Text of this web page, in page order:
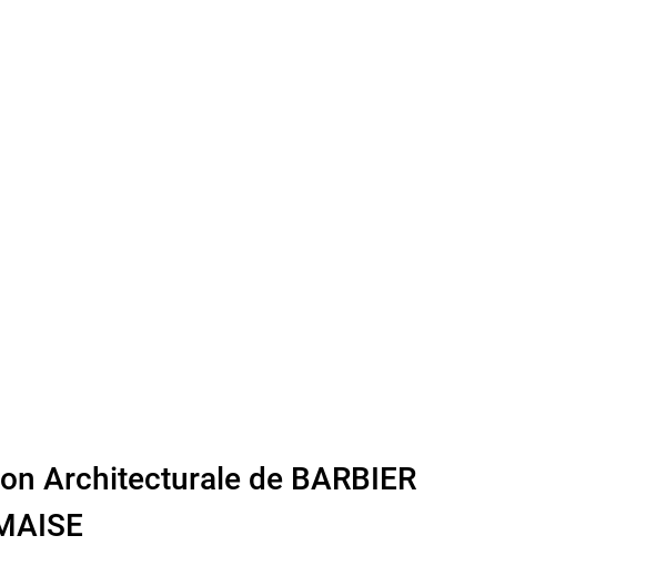
Architecturale de BARBIER